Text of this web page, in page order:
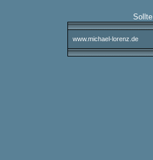
www.michael-lorenz.de